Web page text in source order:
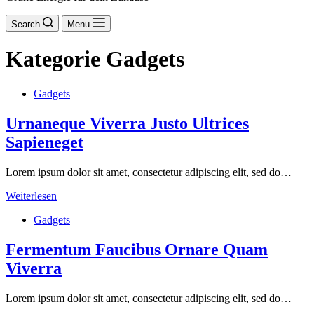
Search Menu
Kategorie Gadgets
Gadgets
Urnaneque Viverra Justo Ultrices
Sapieneget
Lorem ipsum dolor sit amet, consectetur adipiscing elit, sed do…
Weiterlesen
Justo
Sapieneget
Gadgets
Fermentum Faucibus Ornare Quam
Viverra
Lorem ipsum dolor sit amet, consectetur adipiscing elit, sed do…